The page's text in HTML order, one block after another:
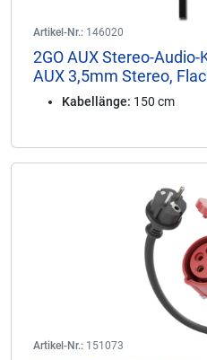
Artikel-Nr.: 146020
2GO AUX Stereo-
AUX 3,5mm Stereo,
Kabellänge: 150 cm
Artikel-Nr.: 151073